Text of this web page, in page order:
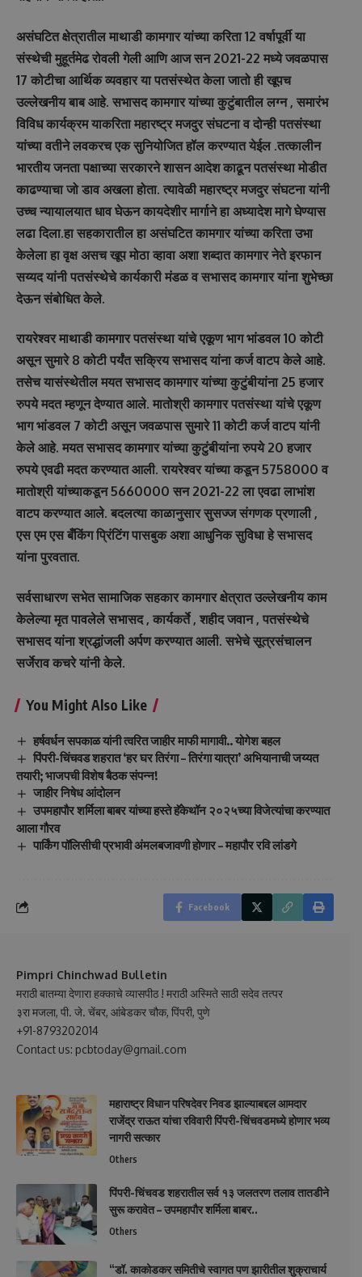
असंघटित क्षेत्रातील माथाडी कामगार यांच्या करिता 12 वर्षापूर्वी या
संस्थेची मुहूर्तमेढ रोवली गेली आणि आज सन 2021-22 मध्ये जवळपास
17 कोटीचा आर्थिक व्यवहार या पतसंस्थेत केला जातो ही खूपच
उल्लेखनीय बाब आहे. सभासद कामगार यांच्या कुटुंबातील लग्न , समारंभ
विविध कार्यक्रम याकरिता महारष्ट्र मजदुर संघटना व दोन्ही पतसंस्था
यांच्या वतीने लवकरच एक सुनियोजित हॉल करण्यात येईल .तत्कालीन
भारतीय जनता पक्षाच्या सरकारने शासन आदेश काढून पतसंस्था मोडीत
काढण्याचा जो डाव अखला होता. त्यावेळी महारष्ट्र मजदुर संघटना यांनी
उच्च न्यायालयात धाव घेऊन कायदेशीर मार्गाने हा अध्यादेश मागे घेण्यास
लढा दिला.हा सहकारातील हा असंघटित कामगार यांच्या करिता उभा
केलेला हा वृक्ष असच खूप मोठा व्हावा अशा शब्दात कामगार नेते इरफान
सय्यद यांनी पतसंस्थेचे कार्यकारी मंडळ व सभासद कामगार यांना शुभेच्छा
देऊन संबोधित केले.
रायरेश्वर माथाडी कामगार पतसंस्था यांचे एकूण भाग भांडवल 10 कोटी
असून सुमारे 8 कोटी पर्यंत सक्रिय सभासद यांना कर्ज वाटप केले आहे.
तसेच यासंस्थेतील मयत सभासद कामगार यांच्या कुटुंबीयांना 25 हजार
रुपये मदत म्हणून देण्यात आले. मातोश्री कामगार पतसंस्था यांचे एकूण
भाग भांडवल 7 कोटी असून जवळपास सुमारे 11 कोटी कर्ज वाटप यांनी
केले आहे. मयत सभासद कामगार यांच्या कुटुंबीयांना रुपये 20 हजार
रुपये एवढी मदत करण्यात आली. रायरेश्वर यांच्या कडून 5758000 व
मातोश्री यांच्याकडून 5660000 सन 2021-22 ला एवढा लाभांश
वाटप करण्यात आले. बदलत्या काळानुसार सुसज्ज संगणक प्रणाली ,
एस एम एस बँकिंग प्रिंटिंग पासबुक अशा आधुनिक सुविधा हे सभासद
यांना पुरवतात.
सर्वसाधारण सभेत सामाजिक सहकार कामगार क्षेत्रात उल्लेखनीय काम
केलेल्या मृत पावलेले सभासद , कार्यकर्ते , शहीद जवान , पतसंस्थेचे
सभासद यांना श्रद्धांजली अर्पण करण्यात आली. सभेचे सूत्रसंचालन
सर्जेराव कचरे यांनी केले.
You Might Also Like
हर्षवर्धन सपकाळ यांनी त्वरित जाहीर माफी मागावी.. योगेश बहल
पिंपरी-चिंचवड शहरात ‘हर घर तिरंगा – तिरंगा यात्रा’ अभियानाची जय्यत
तयारी; भाजपची विशेष बैठक संपन्न!
जाहीर निषेध आंदोलन
उपमहापौर शर्मिला बाबर यांच्या हस्ते हॅकेथॉन २०२५च्या विजेत्यांचा करण्यात
आला गौरव
पार्किंग पॉलिसीची प्रभावी अंमलबजावणी होणार – महापौर रवि लांडगे
Facebook
Pimpri Chinchwad Bulletin
मराठी बातम्या देणारा हक्काचे व्यासपीठ ! मराठी अस्मिते साठी सदेव तत्पर
३रा मजला, पी. जे. चेंबर, आंबेडकर चौक, पिंपरी, पुणे
+91-8793202014
Contact us: pcbtoday@gmail.com
महाराष्ट्र विधान परिषदेवर निवड झाल्याबद्दल आमदार
राजेंद्र राऊत यांचा रविवारी पिंपरी-चिंचवडमध्ये होणार भव्य
नागरी सत्कार
Others
पिंपरी-चिंचवड शहरातील सर्व १३ जलतरण तलाव तातडीने
सुरू करावेत – उपमहापौर शर्मिला बाबर..
Others
“डॉ. काकोडकर समितीचे स्वागत पण झारीतील शुक्राचार्य